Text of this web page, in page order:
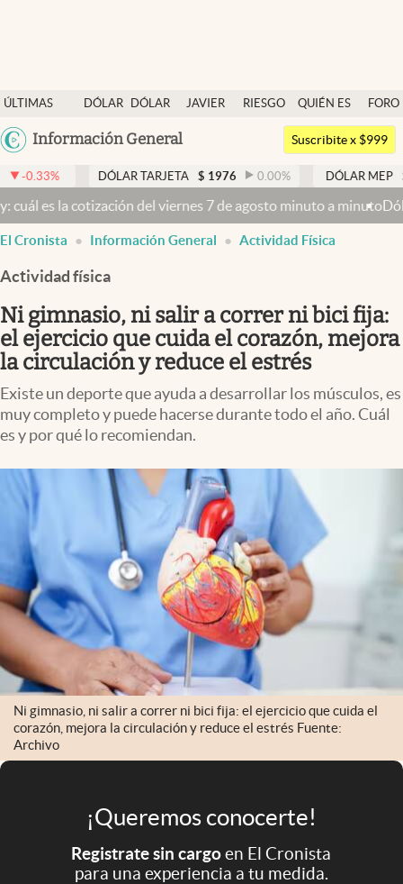
ÚLTIMAS
NOTICIAS
DÓLAR
DÓLAR
JAVIER
RIESGO
QUIÉN ES
QUIÉN
FORO
Argentina
México
Colombia
Información General
Dólar
Members
Economía y Política
Finanzas y Mercados
Mercados Online
Negocios
Columnistas
Otras secciones
Infotechnology
Clase
Clima
Eventos Corporativos
El Cronista Studio
Mediakit
abre en nueva pestaña
Argentina
Suscribite x $999
DÓLAR TARJETA $ 1976 0.00% DÓLAR MEP 1524,81
del viernes 7 de agosto minuto a minutoDólar hoy y
El Cronista Información General Actividad Física
Actividad física
Ni gimnasio, ni salir a correr ni bici fija:
el ejercicio que cuida el corazón, mejora
la circulación y reduce el estrés
Existe un deporte que ayuda a desarrollar los músculos, es
muy completo y puede hacerse durante todo el año. Cuál
es y por qué lo recomiendan.
Ni gimnasio, ni salir a correr ni bici fija: el ejercicio que cuida el
corazón, mejora la circulación y reduce el estrés Fuente:
Archivo
¡Queremos conocerte!
Registrate sin cargoen El Cronista
para una experiencia a tu medida.